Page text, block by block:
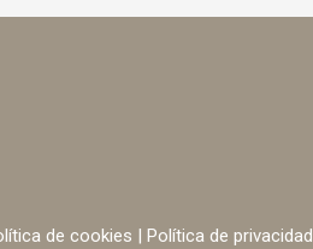
de cookies | Política de privacidad